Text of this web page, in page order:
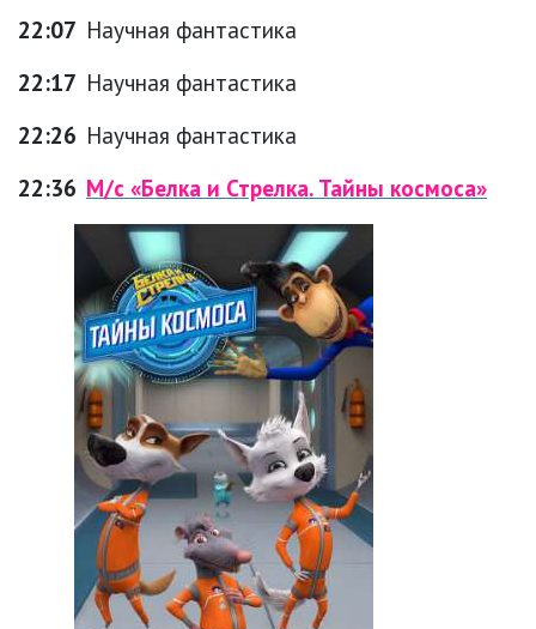
22:07 Научная фантастика
22:17 Научная фантастика
22:26 Научная фантастика
22:36 М/с «Белка и Стрелка. Тайны космоса»